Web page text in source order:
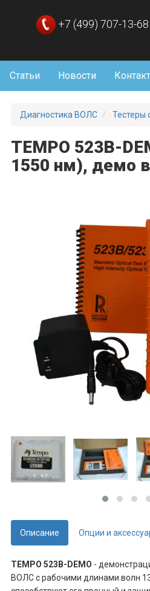
+7 (499) 707-13-68
Статьи Новости
Диагностика ВОЛС Тестеры
TEMPO 523B-
1550 нм), демо
Описание Опции и
TEMPO 523B-DEMO -
ВОЛС с рабочими длинами волн